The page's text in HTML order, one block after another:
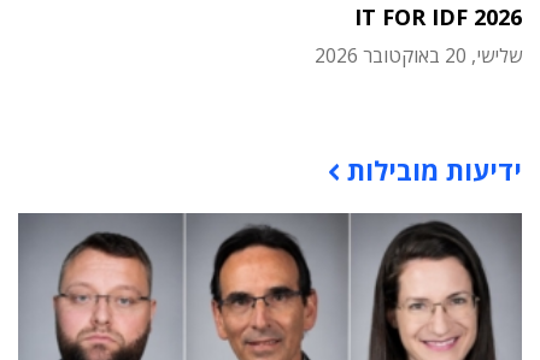
IT FOR IDF 2026
שלישי, 20 באוקטובר 2026
ידיעות מובילות